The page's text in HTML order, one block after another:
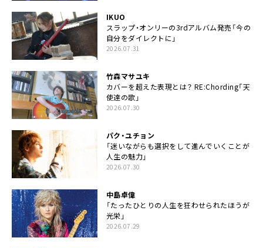
IKUO
スラップ・オンリーの3rdアルバム発売「今の
自分をダイレクトに」
2026.07.31
竹森マサユキ
カバーを超えた表現とは？ RE:Chording「天
使達の歌」
2026.07.30
パク・ユチョン
「迷いながらも選択をして進んでいくことが
人生の魅力」
2026.07.30
中島卓偉
「たったひとりの人生を狂わせられたほうが
光栄」
2026.07.29